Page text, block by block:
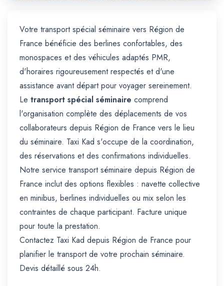
Votre transport spécial séminaire vers Région de
France bénéficie des berlines confortables, des
monospaces et des véhicules adaptés PMR,
d'horaires rigoureusement respectés et d'une
assistance avant départ pour voyager sereinement.
Le transport spécial séminaire comprend
l'organisation complète des déplacements de vos
collaborateurs depuis Région de France vers le lieu
du séminaire. Taxi Kad s'occupe de la coordination,
des réservations et des confirmations individuelles.
Notre service transport séminaire depuis Région de
France inclut des options flexibles : navette collective
en minibus, berlines individuelles ou mix selon les
contraintes de chaque participant. Facture unique
pour toute la prestation.
Contactez Taxi Kad depuis Région de France pour
planifier le transport de votre prochain séminaire.
Devis détaillé sous 24h.